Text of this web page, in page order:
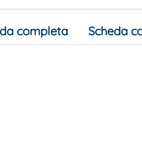
completa Scheda